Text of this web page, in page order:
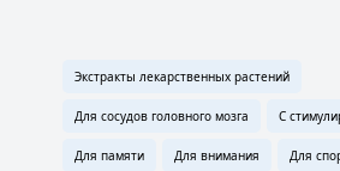
Экстракты лекарственных растений
Для сосудов головного мозга С
Для памяти Для внимания Для